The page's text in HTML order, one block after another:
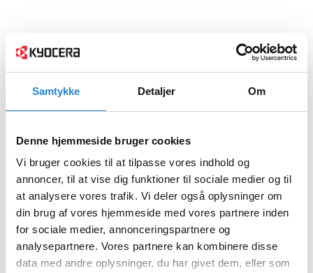
Samtykke Detaljer Om
Denne hjemmeside bruger cookies
Vi bruger cookies til at tilpasse vores indhold og
annoncer, til at vise dig funktioner til sociale medier og til
at analysere vores trafik. Vi deler også oplysninger om
din brug af vores hjemmeside med vores partnere inden
for sociale medier, annonceringspartnere og
analysepartnere. Vores partnere kan kombinere disse
data med andre oplysninger, du har givet dem, eller som